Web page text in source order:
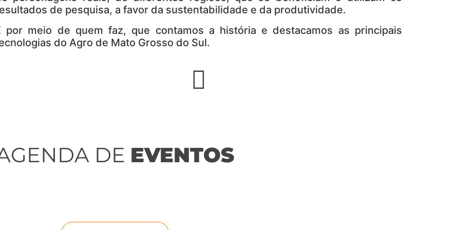
de pesquisa, a favor da sustentabilidade e da produtividade.
por meio de quem faz, que contamos a história e destacamos as principais
do Agro de Mato Grosso do Sul.
DE EVENTOS